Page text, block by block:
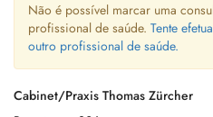
Não é possível marcar uma
profissional de saúde. Tente
outro profissional de saúde.
Cabinet/Praxis Thomas Zürcher